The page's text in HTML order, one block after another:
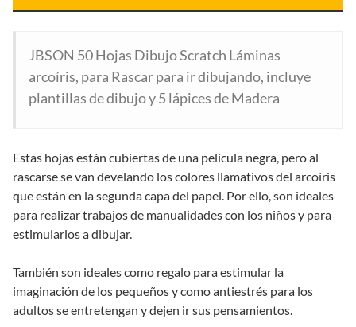
JBSON 50 Hojas Dibujo Scratch Láminas
arcoíris, para Rascar para ir dibujando, incluye
plantillas de dibujo y 5 lápices de Madera
Estas hojas están cubiertas de una película negra, pero al
rascarse se van develando los colores llamativos del arcoíris
que están en la segunda capa del papel. Por ello, son ideales
para realizar trabajos de manualidades con los niños y para
estimularlos a dibujar.
También son ideales como regalo para estimular la
imaginación de los pequeños y como antiestrés para los
adultos se entretengan y dejen ir sus pensamientos.